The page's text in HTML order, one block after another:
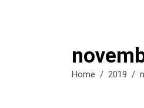
Home / 2019 /